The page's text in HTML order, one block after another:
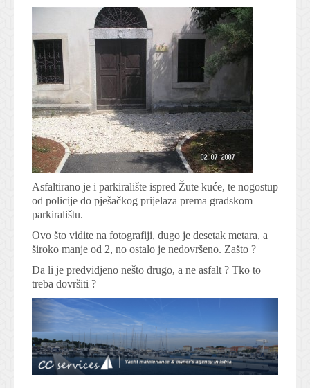
Asfaltirano je i parkiralište ispred Žute kuće, te nogostup
od policije do pješačkog prijelaza prema gradskom
parkiralištu.
Ovo što vidite na fotografiji, dugo je desetak metara, a
široko manje od 2, no ostalo je nedovršeno. Zašto ?
Da li je predvidjeno nešto drugo, a ne asfalt ? Tko to
treba dovršiti ?